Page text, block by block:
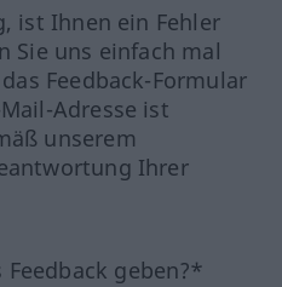
ist Ihnen ein Fehler
Sie uns einfach mal
Feedback-Formular
Adresse ist
unserem
Ihrer
geben?*